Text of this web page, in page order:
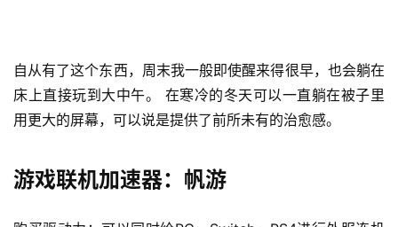
自从有了这个东西，周末我一般即使醒来得很早，也会躺在
床上直接玩到大中午。 在寒冷的冬天可以一直躺在被子里
用更大的屏幕，可以说是提供了前所未有的治愈感。
游戏联机加速器：帆游